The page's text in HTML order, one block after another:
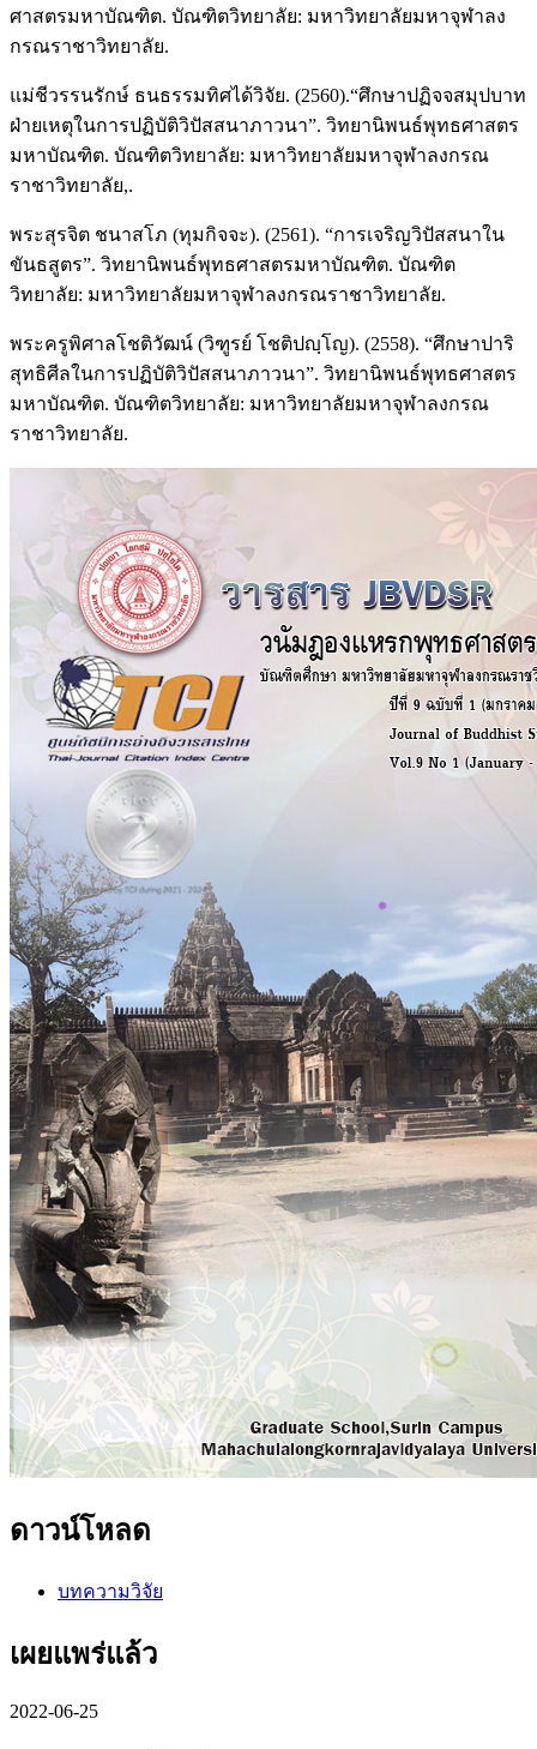
ศาสตรมหาบัณฑิต. บัณฑิตวิทยาลัย: มหาวิทยาลัยมหาจุฬาลง
กรณราชาวิทยาลัย.
แม่ชีวรรนรักษ์ ธนธรรมทิศได้วิจัย. (2560).“ศึกษาปฏิจจสมุปบาท
ฝ่ายเหตุในการปฏิบัติวิปัสสนาภาวนา”. วิทยานิพนธ์พุทธศาสตร
มหาบัณฑิต. บัณฑิตวิทยาลัย: มหาวิทยาลัยมหาจุฬาลงกรณ
ราชาวิทยาลัย,.
พระสุรจิต ชนาสโภ (ทุมกิจจะ). (2561). “การเจริญวิปัสสนาใน
ขันธสูตร”. วิทยานิพนธ์พุทธศาสตรมหาบัณฑิต. บัณฑิต
วิทยาลัย: มหาวิทยาลัยมหาจุฬาลงกรณราชาวิทยาลัย.
พระครูพิศาลโชติวัฒน์ (วิฑูรย์ โชติปญฺโญ). (2558). “ศึกษาปาริ
สุทธิศีลในการปฏิบัติวิปัสสนาภาวนา”. วิทยานิพนธ์พุทธศาสตร
มหาบัณฑิต. บัณฑิตวิทยาลัย: มหาวิทยาลัยมหาจุฬาลงกรณ
ราชาวิทยาลัย.
ดาวน์โหลด
บทความวิจัย
เผยแพร่แล้ว
2022-06-25